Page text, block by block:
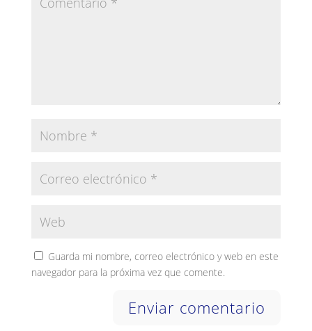
Guarda mi nombre, correo electrónico y web en este
navegador para la próxima vez que comente.